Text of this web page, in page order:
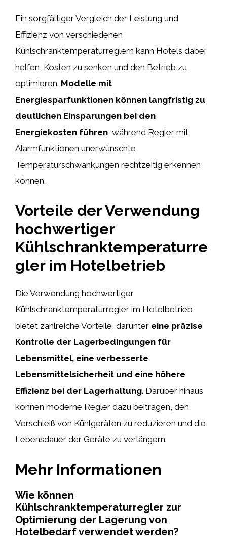
Ein sorgfältiger Vergleich der Leistung und
Effizienz von verschiedenen
Kühlschranktemperaturreglern kann Hotels dabei
helfen, Kosten zu senken und den Betrieb zu
optimieren. Modelle mit
Energiesparfunktionen können langfristig zu
deutlichen Einsparungen bei den
Energiekosten führen , während Regler mit
Alarmfunktionen unerwünschte
Temperaturschwankungen rechtzeitig erkennen
können.
Vorteile der Verwendung
hochwertiger
Kühlschranktemperaturre
gler im Hotelbetrieb
Die Verwendung hochwertiger
Kühlschranktemperaturregler im Hotelbetrieb
bietet zahlreiche Vorteile, darunter eine präzise
Kontrolle der Lagerbedingungen für
Lebensmittel, eine verbesserte
Lebensmittelsicherheit und eine höhere
Effizienz bei der Lagerhaltung. Darüber hinaus
können moderne Regler dazu beitragen, den
Verschleiß von Kühlgeräten zu reduzieren und die
Lebensdauer der Geräte zu verlängern.
Mehr Informationen
Wie können
Kühlschranktemperaturregler zur
Optimierung der Lagerung von
Hotelbedarf verwendet werden?